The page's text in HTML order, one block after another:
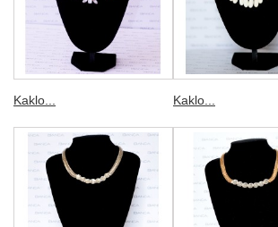
Kaklo... Kaklo...